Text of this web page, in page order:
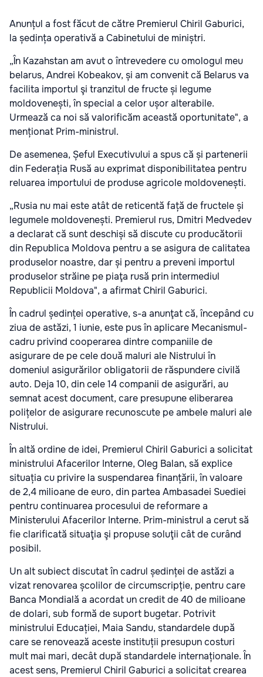
Anunțul a fost făcut de către Premierul Chiril Gaburici,
la ședința operativă a Cabinetului de miniștri.
„În Kazahstan am avut o întrevedere cu omologul meu
belarus, Andrei Kobeakov, și am convenit că Belarus va
facilita importul şi tranzitul de fructe și legume
moldovenești, în special a celor ușor alterabile.
Urmează ca noi să valorificăm această oportunitate", a
menționat Prim-ministrul.
De asemenea, Șeful Executivului a spus că și partenerii
din Federația Rusă au exprimat disponibilitatea pentru
reluarea importului de produse agricole moldovenești.
„Rusia nu mai este atât de reticentă față de fructele și
legumele moldovenești. Premierul rus, Dmitri Medvedev
a declarat că sunt deschiși să discute cu producătorii
din Republica Moldova pentru a se asigura de calitatea
produselor noastre, dar și pentru a preveni importul
produselor străine pe piaţa rusă prin intermediul
Republicii Moldova", a afirmat Chiril Gaburici.
În cadrul ședinței operative, s-a anunţat că, începând cu
ziua de astăzi, 1 iunie, este pus în aplicare Mecanismul-
cadru privind cooperarea dintre companiile de
asigurare de pe cele două maluri ale Nistrului în
domeniul asigurărilor obligatorii de răspundere civilă
auto. Deja 10, din cele 14 companii de asigurări, au
semnat acest document, care presupune eliberarea
polițelor de asigurare recunoscute pe ambele maluri ale
Nistrului.
În altă ordine de idei, Premierul Chiril Gaburici a solicitat
ministrului Afacerilor Interne, Oleg Balan, să explice
situația cu privire la suspendarea finanțării, în valoare
de 2,4 milioane de euro, din partea Ambasadei Suediei
pentru continuarea procesului de reformare a
Ministerului Afacerilor Interne. Prim-ministrul a cerut să
fie clarificată situaţia şi propuse soluţii cât de curând
posibil.
Un alt subiect discutat în cadrul ședinței de astăzi a
vizat renovarea școlilor de circumscripție, pentru care
Banca Mondială a acordat un credit de 40 de milioane
de dolari, sub formă de suport bugetar. Potrivit
ministrului Educației, Maia Sandu, standardele după
care se renovează aceste instituții presupun costuri
mult mai mari, decât după standardele internaționale. În
acest sens, Premierul Chiril Gaburici a solicitat crearea